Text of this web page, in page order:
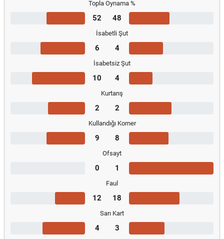
Topla Oynama %
52 48
İsabetli Şut
6 4
İsabetsiz Şut
10 4
Kurtarış
2 2
Kullandığı Korner
9 8
Ofsayt
0 1
Faul
12 18
Sarı Kart
4 3